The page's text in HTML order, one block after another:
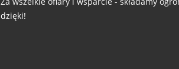
dzięki!